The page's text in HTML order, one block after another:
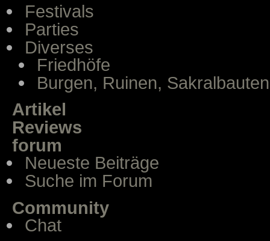
Festivals
Parties
Diverses
Friedhöfe
Burgen, Ruinen, Sakralbauten
Artikel
Reviews
forum
Neueste Beiträge
Suche im Forum
Community
Chat